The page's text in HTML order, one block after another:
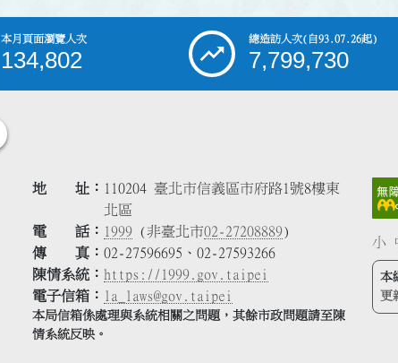
本月頁面瀏覽人次
134,802
總造訪人次(自93.07.26起)
7,799,730
地 址
110204 臺北市信義區市府路1號8樓東
北區
電 話
1999 (非臺北市02-27208889)
傳 真
02-27596695、02-27593266
陳情系統
https://1999.gov.taipei
電子信箱
la_laws@gov.taipei
本局信箱係處理與系統相關之問題，其餘市政問題請至陳
情系統反映。
小
本
更